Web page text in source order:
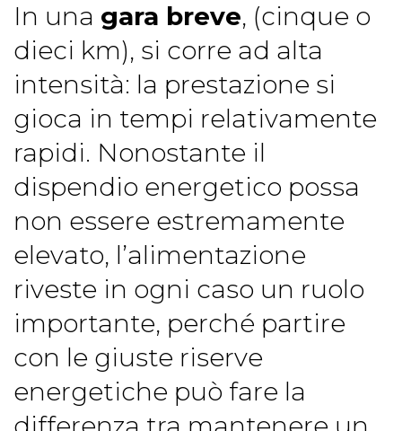
In una gara breve, (cinque o
dieci km), si corre ad alta
intensità: la prestazione si
gioca in tempi relativamente
rapidi. Nonostante il
dispendio energetico possa
non essere estremamente
elevato, l’alimentazione
riveste in ogni caso un ruolo
importante, perché partire
con le giuste riserve
energetiche può fare la